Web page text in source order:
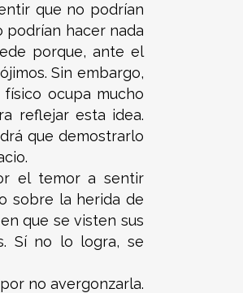
que no podrían
podrían hacer nada
porque, ante el
Sin embargo,
ocupa mucho
reflejar esta idea.
que demostrarlo
el temor a sentir
sobre la herida de
que se visten sus
Sí no lo logra, se
no avergonzarla.